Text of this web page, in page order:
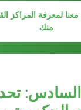
لمعرفة المراكز
منك